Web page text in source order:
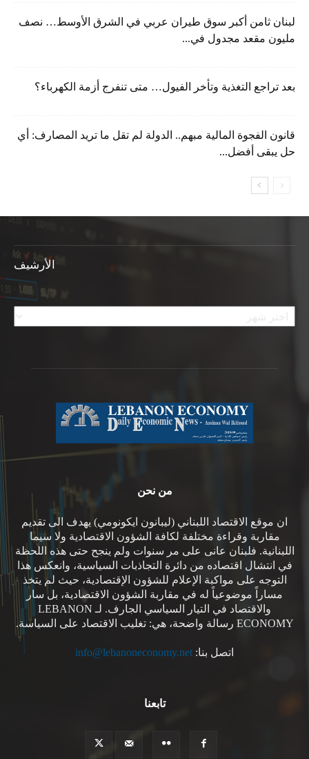
لبنان ثامن أكبر سوق طيران عربي في الشرق الأوسط… نصف
مليون مقعد مجدول في...
بعد تراجع التغذية وتأخر الفيول… متى تنفرج أزمة الكهرباء؟
قانون الفجوة المالية مبهم.. الدولة لم تقل ما تريد المصارف: أي
حل يبقى أفضل...
الأرشيف
الأرشيف
من نحن
ان موقع الاقتصاد اللبناني (ليبانون ايكونومي) يهدف الى تقديم
مقاربة وقراءة مختلفة لكافة الشؤون الاقتصادية ولا سيما
اللبنانية. فلبنان عانى على مر سنوات ولم ينجح حتى هذه اللحظة
في انتشال اقتصاده من دائرة التجاذبات السياسية، وانعكس هذا
التوجه على مواكبة الإعلام للشؤون الإقتصادية، حيث لم يتخذ
مساراً موضوعياً له في مقاربة الشؤون الاقتصادية، بل سار
والاقتصاد في التيار السياسي الجارف. لـ LEBANON
ECONOMY رسالة واضحة، هي: تغليب الاقتصاد على السياسة.
اتصل بنا: info@lebanoneconomy.net
تابعنا